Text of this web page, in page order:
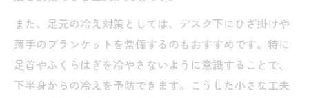
また、足元の冷え対策としては、デスク下にひざ掛けや
薄手のブランケットを常備するのもおすすめです。特に
足首やふくらはぎを冷やさないように意識することで、
下半身からの冷えを予防できます。こうした小さな工夫